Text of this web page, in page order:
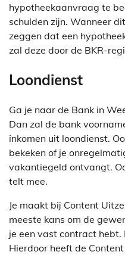
hypotheekaanvraag te
schulden zijn. Wanneer
zeggen dat een
zal deze door de BKR-
Loondienst
Ga je naar de Bank in
Dan zal de bank
inkomen uit loondienst.
bekeken of je
vakantiegeld ontvangt.
telt mee.
Je maakt bij Content
meeste kans om de
je een vast contract hebt.
Hierdoor heeft de